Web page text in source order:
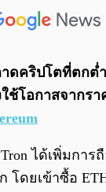
ดคริปโตที่ตกต่
ช้โอกาสจากร
ได้เพิ่มการ
โดยเข้าซื้อ